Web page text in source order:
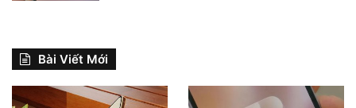
Bài Viết Mới